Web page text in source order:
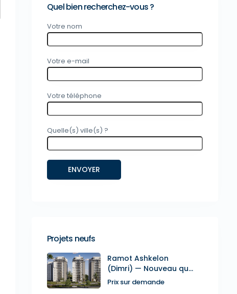
Quel bien recherchez-vous ?
Votre nom
Votre e-mail
Votre téléphone
Quelle(s) ville(s) ?
Projets neufs
Ramot Ashkelon
(Dimri) — Nouveau qu...
Prix sur demande